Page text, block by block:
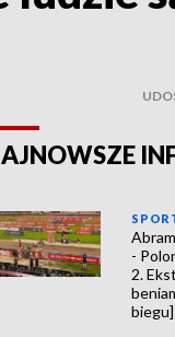
-
2.
biegu]